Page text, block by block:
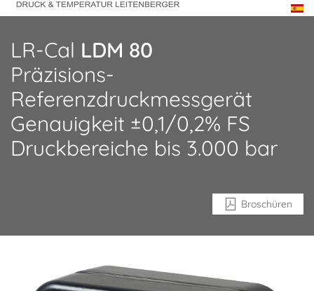
LR-Cal LDM 80
Präzisions-
Referenzdruckmessgerät
Genauigkeit ±0,1/0,2% FS
Druckbereiche bis 3.000 bar
Broschüren